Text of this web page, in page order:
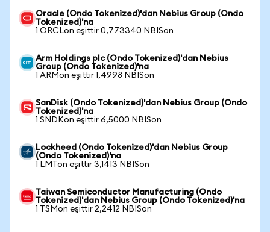
Oracle (Ondo Tokenized)'dan Nebius Group (Ondo
Tokenized)'na
1 ORCLon eşittir 0,773340 NBISon
Arm Holdings plc (Ondo Tokenized)'dan Nebius
Group (Ondo Tokenized)'na
1 ARMon eşittir 1,4998 NBISon
SanDisk (Ondo Tokenized)'dan Nebius Group (Ondo
Tokenized)'na
1 SNDKon eşittir 6,5000 NBISon
Lockheed (Ondo Tokenized)'dan Nebius Group
(Ondo Tokenized)'na
1 LMTon eşittir 3,1413 NBISon
Taiwan Semiconductor Manufacturing (Ondo
Tokenized)'dan Nebius Group (Ondo Tokenized)'na
1 TSMon eşittir 2,2412 NBISon